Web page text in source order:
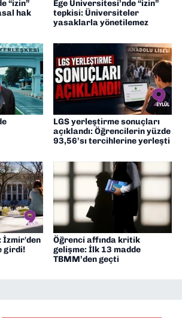
“izin”
hak
Ege Üniversitesi’nde “izin”
tepkisi: Üniversiteler
yasaklarla yönetilemez
LGS yerleştirme sonuçları
açıklandı: Öğrencilerin yüzde
93,56’sı tercihlerine yerleşti
İzmir'den
girdi!
Öğrenci affında kritik
gelişme: İlk 13 madde
TBMM’den geçti